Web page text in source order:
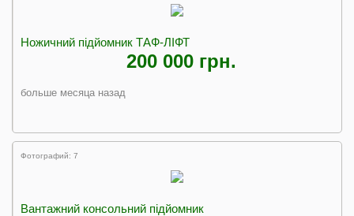
Ножичний підйомник ТАФ-ЛІФТ
200 000 грн.
больше месяца назад
Фотографий: 7
Вантажний консольний підйомник